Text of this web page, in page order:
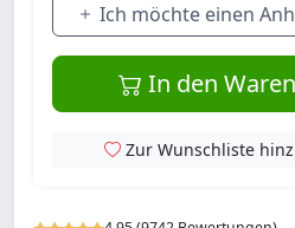
Ich möchte einen
In den
Zur Wunschliste